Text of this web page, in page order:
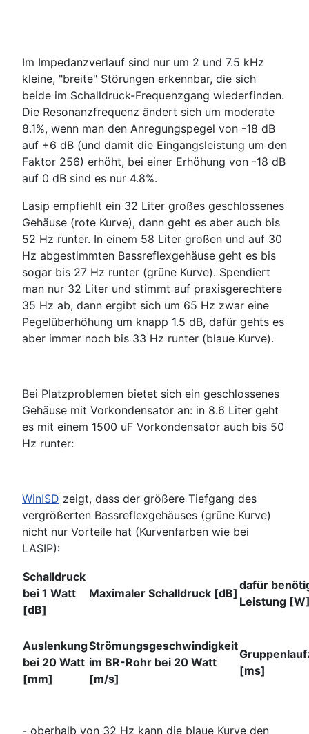
Im Impedanzverlauf sind nur um 2 und 7.5 kHz
kleine, "breite" Störungen erkennbar, die sich
beide im Schalldruck-Frequenzgang wiederfinden.
Die Resonanzfrequenz ändert sich um moderate
8.1%, wenn man den Anregungspegel von -18 dB
auf +6 dB (und damit die Eingangsleistung um den
Faktor 256) erhöht, bei einer Erhöhung von -18 dB
auf 0 dB sind es nur 4.8%.
Lasip empfiehlt ein 32 Liter großes geschlossenes
Gehäuse (rote Kurve), dann geht es aber auch bis
52 Hz runter. In einem 58 Liter großen und auf 30
Hz abgestimmten Bassreflexgehäuse geht es bis
sogar bis 27 Hz runter (grüne Kurve). Spendiert
man nur 32 Liter und stimmt auf praxisgerechtere
35 Hz ab, dann ergibt sich um 65 Hz zwar eine
Pegelüberhöhung um knapp 1.5 dB, dafür gehts es
aber immer noch bis 33 Hz runter (blaue Kurve).
Bei Platzproblemen bietet sich ein geschlossenes
Gehäuse mit Vorkondensator an: in 8.6 Liter geht
es mit einem 1500 uF Vorkondensator auch bis 50
Hz runter:
WinISD zeigt, dass der größere Tiefgang des
vergrößerten Bassreflexgehäuses (grüne Kurve)
nicht nur Vorteile hat (Kurvenfarben wie bei
LASIP):
Schalldruck
bei 1 Watt
[dB]
Maximaler Schalldruck [dB]
dafür
Leistung
Auslenkung
bei 20 Watt
[mm]
Strömungsgeschwindigkeit
im BR-Rohr bei 20 Watt
[m/s]
[ms]
- oberhalb von 32 Hz kann die blaue Kurve den